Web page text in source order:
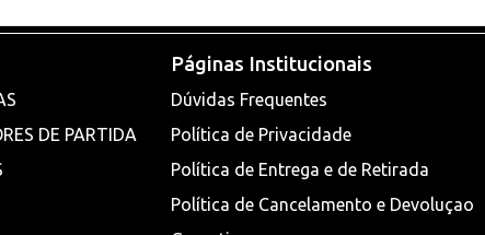
DE PARTIDA
Páginas Institucionais
Dúvidas Frequentes
Política de Privacidade
Política de Entrega e de Retirada
Política de Cancelamento e Devoluçao